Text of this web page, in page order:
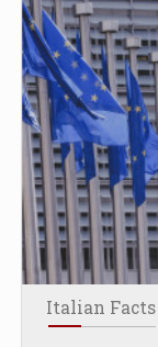
Italian Facts